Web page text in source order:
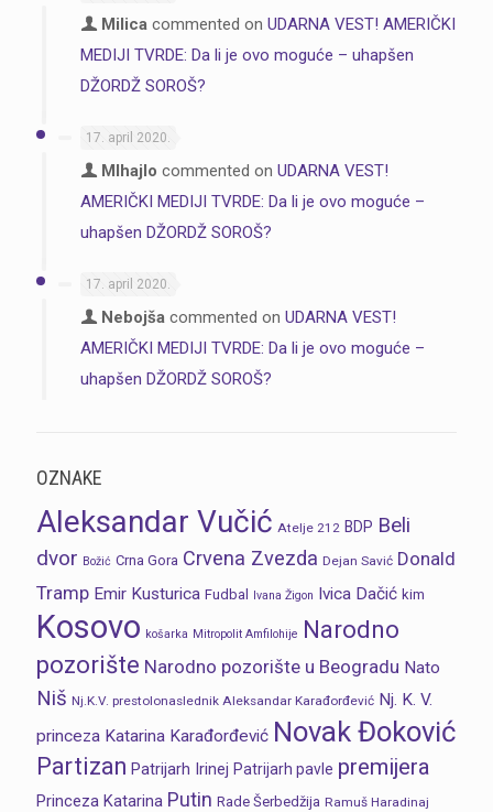
Milica commented on UDARNA VEST! AMERIČKI
MEDIJI TVRDE: Da li je ovo moguće – uhapšen
DŽORDŽ SOROŠ?
17. april 2020.
MIhajlo commented on UDARNA VEST!
AMERIČKI MEDIJI TVRDE: Da li je ovo moguće –
uhapšen DŽORDŽ SOROŠ?
17. april 2020.
Nebojša commented on UDARNA VEST!
AMERIČKI MEDIJI TVRDE: Da li je ovo moguće –
uhapšen DŽORDŽ SOROŠ?
OZNAKE
Aleksandar Vučić Atelje 212 BDP Beli
dvor Božić Crna Gora Crvena Zvezda Dejan Savić Donald
Tramp Emir Kusturica Fudbal Ivana Žigon Ivica Dačić kim
Kosovo košarka Mitropolit Amfilohije Narodno
pozorište Narodno pozorište u Beogradu Nato
Niš Nj.K.V. prestolonaslednik Aleksandar Karađorđević Nj. K. V.
princeza Katarina Karađorđević Novak Đoković
Partizan Patrijarh Irinej Patrijarh pavle premijera
Princeza Katarina Putin Rade Šerbedžija Ramuš Haradinaj